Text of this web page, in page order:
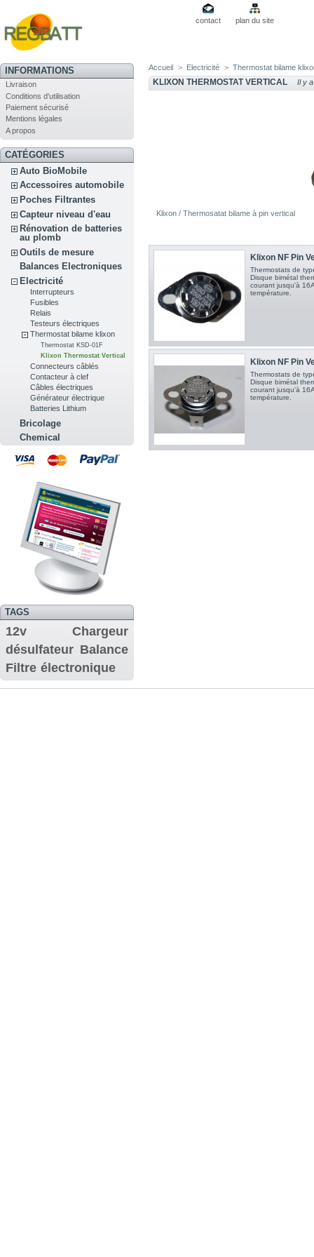
contact plan du site
INFORMATIONS
Livraison
Conditions d'utilisation
Paiement sécurisé
Mentions légales
A propos
CATÉGORIES
Auto BioMobile
Accessoires automobile
Poches Filtrantes
Capteur niveau d'eau
Rénovation de batteries
au plomb
Outils de mesure
Balances Electroniques
Electricité
Interrupteurs
Fusibles
Relais
Testeurs électriques
Thermostat bilame klixon
Thermostat KSD-01F
Klixon Thermostat Vertical
Connecteurs câblés
Contacteur à clef
Câbles électriques
Générateur électrique
Batteries Lithium
Bricolage
Chemical
TAGS
12v
Chargeur
désulfateur Balance
Filtre électronique
Accueil > Electricité > Thermostat bilame
KLIXON THERMOSTAT VERTICAL Il y
Klixon / Thermosatat bilame à pin vertical
Klixon NF Pin
Thermostats de
Disque bimétal
courant jusqu'à
température.
Klixon NF Pin
Thermostats de
Disque bimétal
courant jusqu'à
température.